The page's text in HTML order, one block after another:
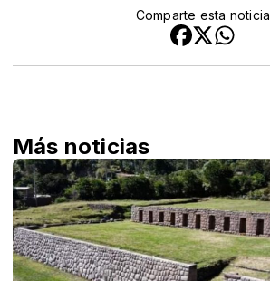
Comparte esta noticia
Más noticias